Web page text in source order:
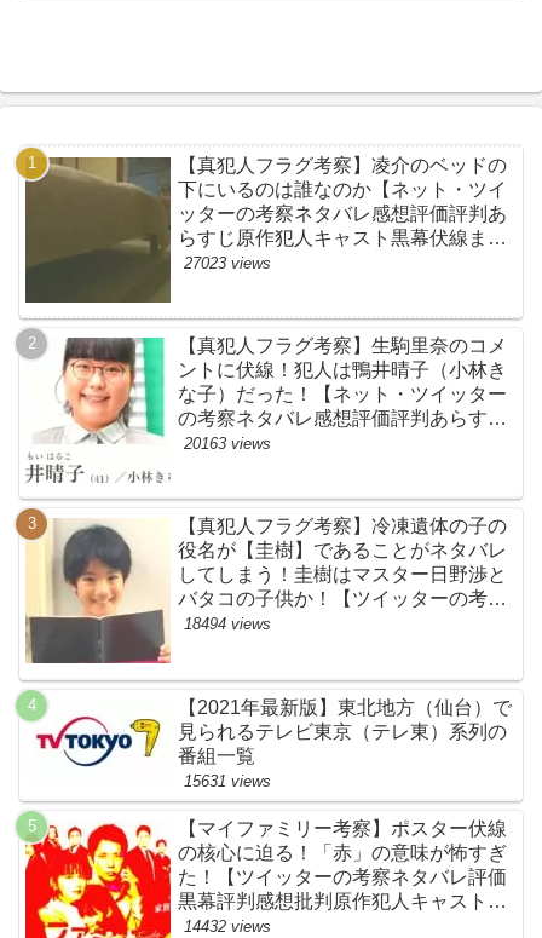
【真犯人フラグ考察】凌介のベッドの
下にいるのは誰なのか【ネット・ツイ
ッターの考察ネタバレ感想評価評判あ
らすじ原作犯人キャスト黒幕伏線まと
め】
27023 views
【真犯人フラグ考察】生駒里奈のコメ
ントに伏線！犯人は鴨井晴子（小林き
な子）だった！【ネット・ツイッター
の考察ネタバレ感想評価評判あらすじ
原作犯人キャスト黒幕伏線まとめ・鴨
20163 views
【真犯人フラグ考察】冷凍遺体の子の
役名が【圭樹】であることがネタバレ
してしまう！圭樹はマスター日野渉と
バタコの子供か！【ツイッターの考察
ネタバレ感想評価評判あらすじ原作犯
18494 views
【2021年最新版】東北地方（仙台）で
見られるテレビ東京（テレ東）系列の
番組一覧
15631 views
【マイファミリー考察】ポスター伏線
の核心に迫る！「赤」の意味が怖すぎ
た！【ツイッターの考察ネタバレ評価
黒幕評判感想批判原作犯人キャスト脚
本あらすじ伏線まとめ】
14432 views